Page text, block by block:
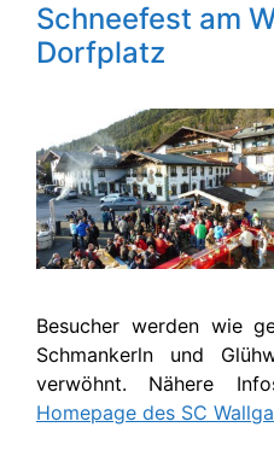
Schneefest am
Dorfplatz
Besucher werden wie
Schmankerln und
verwöhnt. Nähere
Homepage des SC